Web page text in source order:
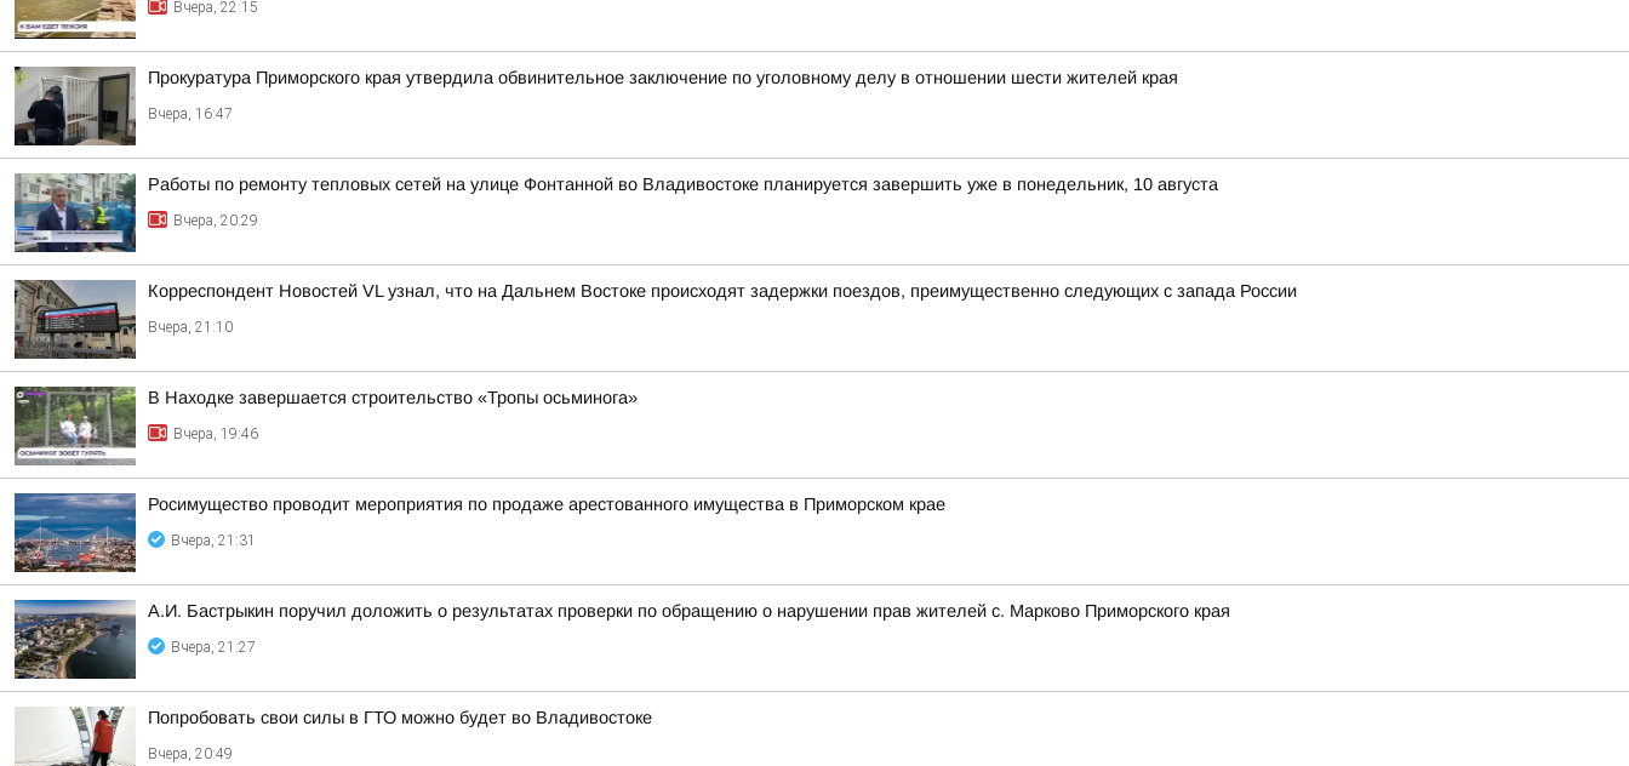
Вчера, 22:15
Прокуратура Приморского края утвердила обвинительное заключение по уголовному делу в отношении шести жителей края
Вчера, 16:47
Работы по ремонту тепловых сетей на улице Фонтанной во Владивостоке планируется завершить уже в понедельник, 10 августа
Вчера, 20:29
Корреспондент Новостей VL узнал, что на Дальнем Востоке происходят задержки поездов, преимущественно следующих с запада России
Вчера, 21:10
В Находке завершается строительство «Тропы осьминога»
Вчера, 19:46
Росимущество проводит мероприятия по продаже арестованного имущества в Приморском крае
Вчера, 21:31
А.И. Бастрыкин поручил доложить о результатах проверки по обращению о нарушении прав жителей с. Марково Приморского края
Вчера, 21:27
Попробовать свои силы в ГТО можно будет во Владивостоке
Вчера, 20:49